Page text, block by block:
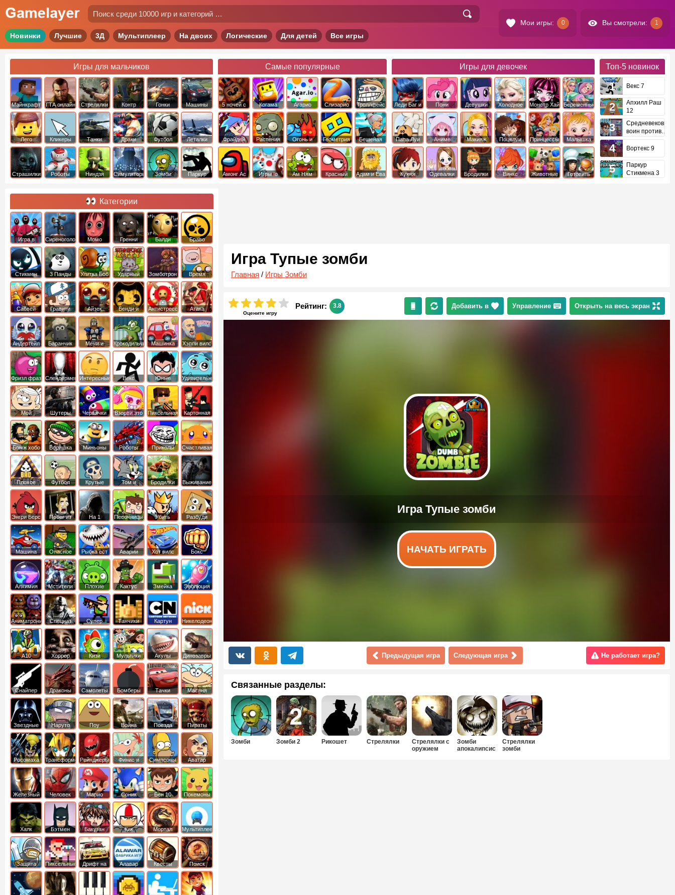
Мои игры: 0 Вы смотрели: 1
Новинки Лучшие 3Д Мультиплеер На двоих Логические Для детей Все игры
Игры для мальчиков
Майнкрафт ГТА онлайн Стрелялки
Контр
Страйк
Гонки Машины
Лего Кликеры Танки Драки Футбол Леталки
Страшилки Роботы Ниндзя Симуляторы Зомби Паркур
Самые популярные
5 ночей с
фредди
Когама Агарио Слизарио
Троллфейс
квест
Фрайдей
Найт
Фанкин
Растения
против
Зомби
Огонь и
Вода
Геометрия
Даш
Бешеная
бабка
сбежала из
психушки
Амонг Ас Игры Io Ам Ням
Красный
Адам и Ева
Игры для девочек
Леди Баг и
Супер Кот
Пони
Дружба это
Девушки
Эквестрии
Холодное
Сердце
Монстр Хай Беременные
Папа Луи Аниме Макияж Поцелуи
Принцессы
Диснея
Малышка
Хейзел
Кухня
Одевалки Бродилки Винкс Животные
Готовить
Топ-5 новинок
Векс 7
Апхилл Раш
12
Средневековый
воин против
Вортекс 9
Паркур
Стикмена 3
Игра Тупые зомби
Главная / Игры Зомби
Оцените игру
Рейтинг: 3.8 Добавить в Управление Открыть на весь экран
НАЧАТЬ ИГРАТЬ
Предыдущая игра Следующая игра Не работает игра?
Связанные разделы:
Зомби Зомби 2 Рикошет Стрелялки
Стрелялки с
оружием
Зомби
апокалипсис
Стрелялки
зомби
Категории
Игра в
Кальмара
Сиреноголовый Момо Гренни Балди
Браво
Старс
Стикмен 3 Панды Улитка Боб
Ударный
отряд котят
Зомботрон
Время
Приключений
Сабвей
Серф
Гравити
Фолз
Айзек
Бенди и
Чернильная
машина
Антистресс
Атака
Титанов
Андертейл
Баранчик
Шон
Мечи и
Сандали
Крокодильчик
Свомпи
Машинка
Вилли
Хэппи вилс
Фризл фраз Слендермен Интересные Векс
Юные
титаны
вперед
Удивительный
мир
Гамбола
Мой
шумный
дом
Шутеры Червячки Взорви это
Пиксельная
война
Картонная
башка
Бомж хобо
Воришка
боб
Миньоны
Роботы
динозавры
Приколы
Счастливая
обезьянка
Плохое
мороженое
Футбол
головами
Крутые
Том и
джерри
Бродилки
Приключения
Выживание
Энгри Берс
Побег из
тюрьмы
На 1 Песочницы
Убить
короля
Разбуди
коробку
Машина
ест
машину
Опасное
оружие
Рыбка ест
рыбку
Аварии
машин
Хот вилс Бокс
Алхимия Мстители
Плохие
свинки
Кактус
маккой
Змейка Эволюция
Аниматроники Спецназ
Супер
бойцы
Танчики
Картун
нетворк
Никелодеон
А10 Хоррор Кизи Мультики Акулы Динозавры
Снайпер Драконы Самолеты Бомберы Тачки Масяня
Звездные
войны
Наруто Поу Война Поезда
Пираты
Карибского
Моря
Росомаха ТрансформерыРейнджеры
Самураи
Финис и
Ферб
Симпсоны
Аватар
легенда об
Аанге
Железный
человек
Человек
Паук
Марио Соник Бен 10 Покемоны
Халк Бэтмен Бакуган
Кик
Бутовский
Мортал
комбат
Мультиплеер
Защита
королевства
Пиксельные
Дрифт на
машинах
Алавар Квесты
Поиск
предметов